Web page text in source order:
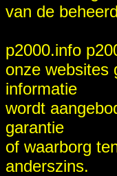
van de
p2000.info
onze websites
informatie
wordt
garantie
of waarborg
anderszins.